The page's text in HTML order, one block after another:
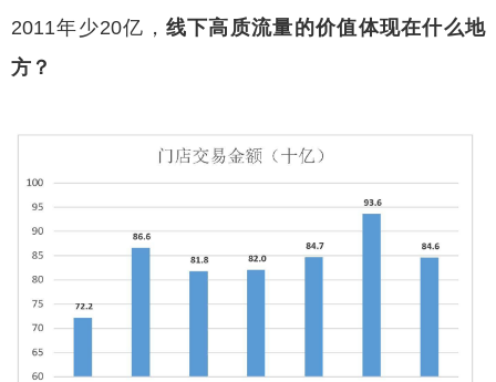
2011年少20亿， 线下高质流量的价值体现在什么地
方？